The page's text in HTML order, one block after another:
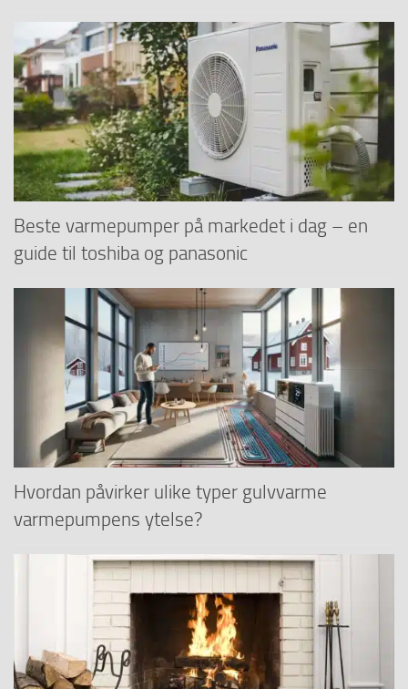
Beste varmepumper på markedet i dag – en
guide til toshiba og panasonic
Hvordan påvirker ulike typer gulvvarme
varmepumpens ytelse?